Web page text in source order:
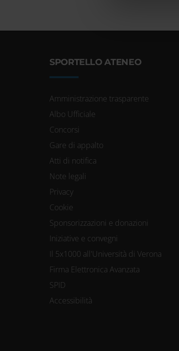
SPORTELLO ATENEO
Amministrazione trasparente
Albo Ufficiale
Concorsi
Gare di appalto
Atti di notifica
Note legali
Privacy
Cookie
Sponsorizzazioni e donazioni
Iniziative e convegni
Il 5x1000 all'Università di Verona
Firma Elettronica Avanzata
SPID
Accessibilità